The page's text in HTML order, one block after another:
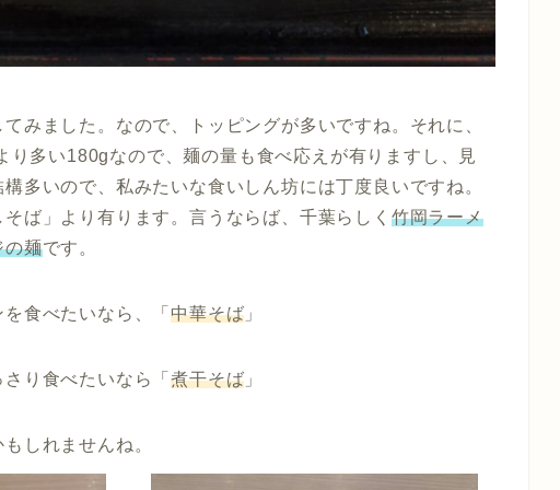
てみました。なので、トッピングが多いですね。それに、
り多い180gなので、麺の量も食べ応えが有りますし、見
多いので、私みたいな食いしん坊には丁度良いですね。
ば」より有ります。言うならば、千葉らしく 竹岡ラーメ
の麺です。
食べたいなら、「中華そば 」
り食べたいなら「煮干そば 」
しれませんね。